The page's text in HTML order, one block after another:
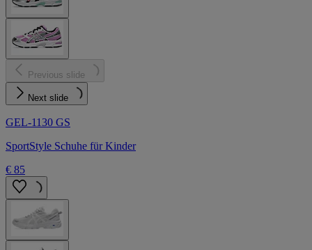
Previous slide
Next slide
GEL-1130 GS
SportStyle Schuhe für Kinder
€ 85